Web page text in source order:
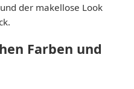
der makellose Look
Farben und